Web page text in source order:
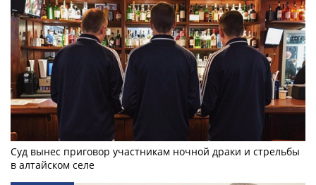
Суд вынес приговор участникам ночной драки и стрельбы
в алтайском селе